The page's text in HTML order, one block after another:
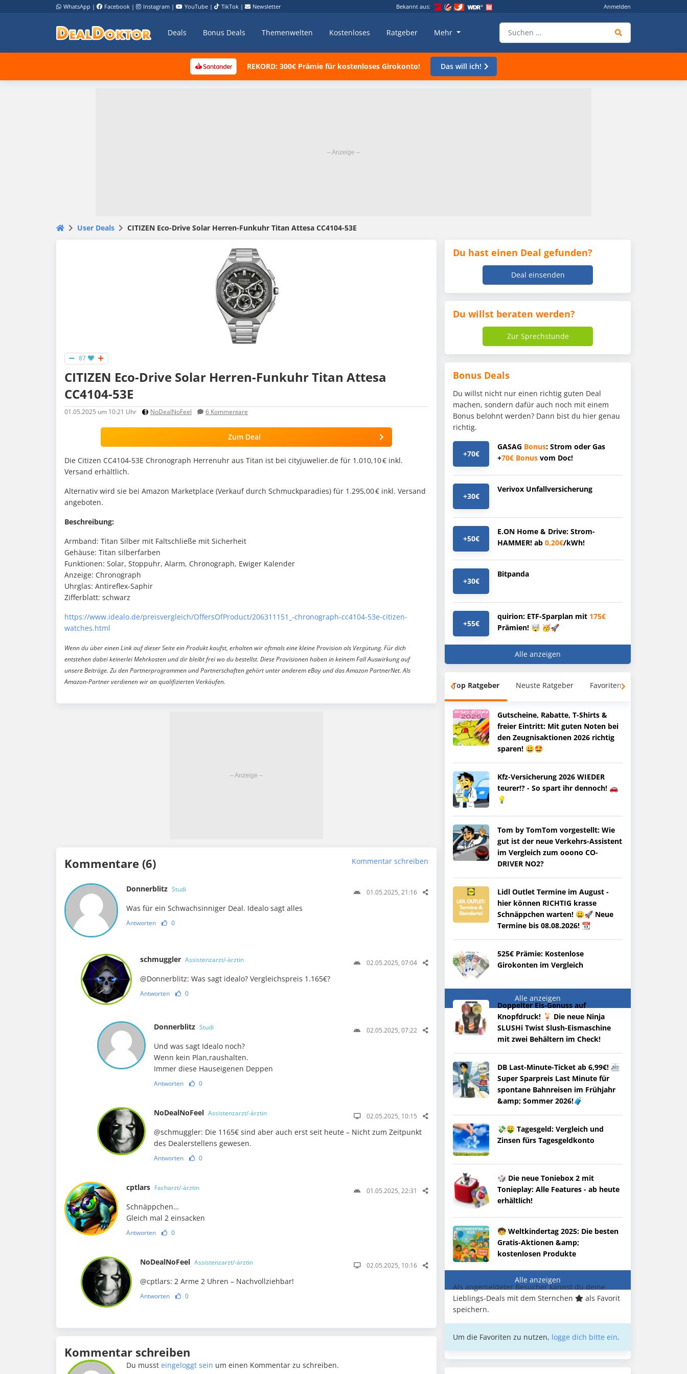
WhatsApp | Facebook | Instagram | YouTube | TikTok | Newsletter Bekannt aus: Anmelden
Deals Bonus Deals Themenwelten Kostenloses Ratgeber Mehr
REKORD: 300€ Prämie für kostenloses Girokonto! Das will ich!
User Deals CITIZEN Eco-Drive Solar Herren-Funkuhr Titan Attesa CC4104-53E
87
CITIZEN Eco-Drive Solar Herren-Funkuhr Titan Attesa
CC4104-53E
01.05.2025 um 10:21 Uhr NoDealNoFeel 6 Kommentare
Zum Deal
Die Citizen CC4104-53E Chronograph Herrenuhr aus Titan ist bei cityjuwelier.de für 1.010,10 € inkl.
Versand erhältlich.
Alternativ wird sie bei Amazon Marketplace (Verkauf durch Schmuckparadies) für 1.295,00 € inkl. Versand
angeboten.
Beschreibung:
Armband: Titan Silber mit Faltschließe mit Sicherheit
Gehäuse: Titan silberfarben
Funktionen: Solar, Stoppuhr, Alarm, Chronograph, Ewiger Kalender
Anzeige: Chronograph
Uhrglas: Antireflex-Saphir
Zifferblatt: schwarz
https://www.idealo.de/preisvergleich/OffersOfProduct/206311151_-chronograph-cc4104-53e-citizen-
watches.html
Wenn du über einen Link auf dieser Seite ein Produkt kaufst, erhalten wir oftmals eine kleine Provision als Vergütung. Für dich
entstehen dabei keinerlei Mehrkosten und dir bleibt frei wo du bestellst. Diese Provisionen haben in keinem Fall Auswirkung auf
unsere Beiträge. Zu den Partnerprogrammen und Partnerschaften gehört unter anderem eBay und das Amazon PartnerNet. Als
Amazon-Partner verdienen wir an qualifizierten Verkäufen.
Kommentare (6) Kommentar schreiben
Donnerblitz Studi 01.05.2025, 21:16
Was für ein Schwachsinniger Deal. Idealo sagt alles
Antworten 0
schmuggler Assistenzarzt/-ärztin 02.05.2025, 07:04
@Donnerblitz: Was sagt idealo? Vergleichspreis 1.165€?
Antworten 0
Donnerblitz Studi 02.05.2025, 07:22
Und was sagt Idealo noch?
Wenn kein Plan,raushalten.
Immer diese Hauseigenen Deppen
Antworten 0
NoDealNoFeel Assistenzarzt/-ärztin 02.05.2025, 10:15
@schmuggler: Die 1165€ sind aber auch erst seit heute – Nicht zum Zeitpunkt
des Dealerstellens gewesen.
Antworten 0
cptlars Facharzt/-ärztin 01.05.2025, 22:31
Schnäppchen…
Gleich mal 2 einsacken
Antworten 0
NoDealNoFeel Assistenzarzt/-ärztin 02.05.2025, 10:16
@cptlars: 2 Arme 2 Uhren – Nachvollziehbar!
Antworten 0
Kommentar schreiben
Du mussteingeloggt sein um einen Kommentar zu schreiben.
Du hast einen Deal gefunden?
Deal einsenden
Du willst beraten werden?
Zur Sprechstunde
Bonus Deals
Du willst nicht nur einen richtig guten Deal
machen, sondern dafür auch noch mit einem
Bonus belohnt werden? Dann bist du hier genau
richtig.
+70€
GASAG Bonus: Strom oder Gas
+70€ Bonus vom Doc!
+30€
Verivox Unfallversicherung
+50€
E.ON Home & Drive: Strom-
HAMMER! ab 0,20€/kWh!
+30€
Bitpanda
+55€
quirion: ETF-Sparplan mit 175€
Prämien! 🤯 🥳🚀
Alle anzeigen
Top Ratgeber Neuste Ratgeber Favoriten
Gutscheine, Rabatte, T-Shirts &
freier Eintritt: Mit guten Noten bei
den Zeugnisaktionen 2026 richtig
sparen! 😀🤩
Kfz-Versicherung 2026 WIEDER
teurer!? - So spart ihr dennoch! 🚗
💡
Tom by TomTom vorgestellt: Wie
gut ist der neue Verkehrs-Assistent
im Vergleich zum ooono CO-
DRIVER NO2?
Lidl Outlet Termine im August -
hier können RICHTIG krasse
Schnäppchen warten! 😀🚀 Neue
Termine bis 08.08.2026! 📆
525€ Prämie: Kostenlose
Girokonten im Vergleich
Alle anzeigen
Doppelter Eis-Genuss auf
Knopfdruck! 🍹 Die neue Ninja
SLUSHi Twist Slush-Eismaschine
mit zwei Behältern im Check!
DB Last-Minute-Ticket ab 6,99€! 🚈
Super Sparpreis Last Minute für
spontane Bahnreisen im Frühjahr
&amp; Sommer 2026!🧳
💸🤑 Tagesgeld: Vergleich und
Zinsen fürs Tagesgeldkonto
🎲 Die neue Toniebox 2 mit
Tonieplay: Alle Features - ab heute
erhältlich!
🧒 Weltkindertag 2025: Die besten
Gratis-Aktionen &amp;
kostenlosen Produkte
Alle anzeigen
Als angemeldeter Besucher kannst du deine
Lieblings-Deals mit dem Sternchen
als Favorit
speichern.
Um die Favoriten zu nutzen, logge dich bitte ein.